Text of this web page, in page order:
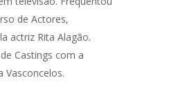
de Actores,
actriz Rita Alagão.
Castings com a
Vasconcelos.